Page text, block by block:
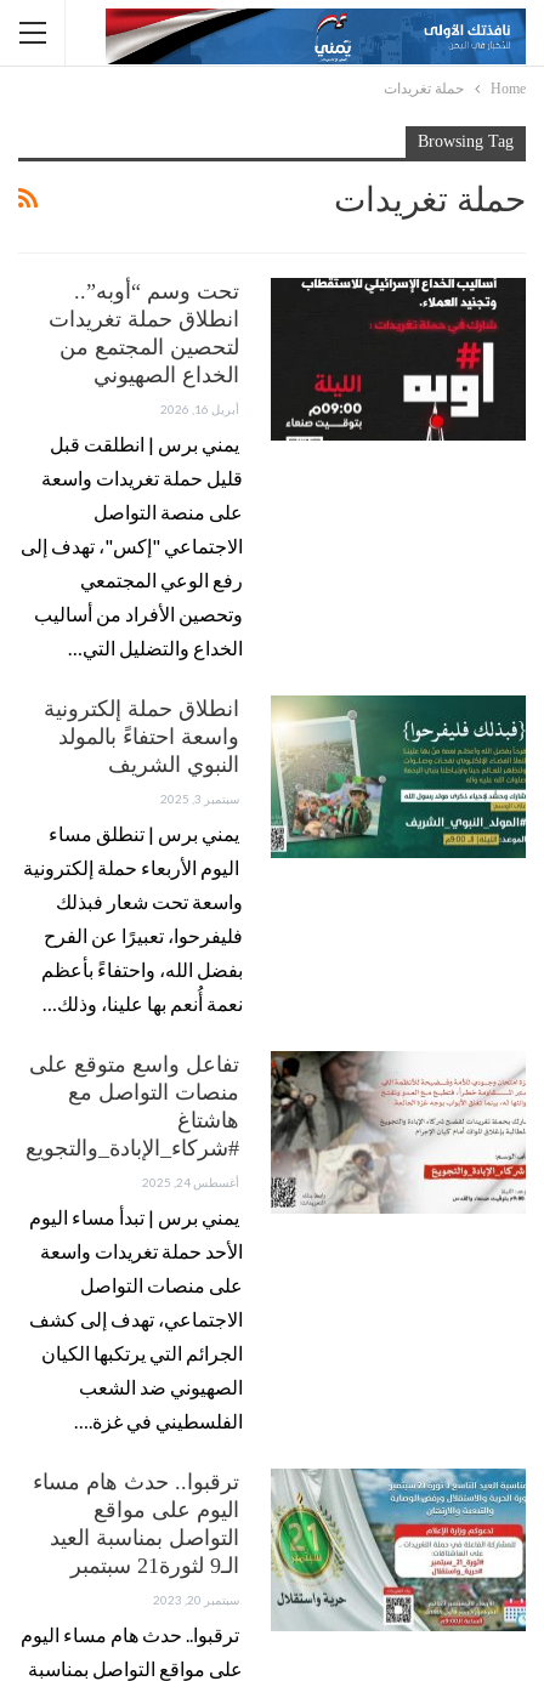
Home حملة تغريدات
Browsing Tag
حملة تغريدات
تحت وسم “أوبه”..
انطلاق حملة تغريدات
لتحصين المجتمع من
الخداع الصهيوني
أبريل 16, 2026
يمني برس | انطلقت قبل
قليل حملة تغريدات واسعة
على منصة التواصل
الاجتماعي "إكس"، تهدف إلى
رفع الوعي المجتمعي
وتحصين الأفراد من أساليب
الخداع والتضليل التي…
انطلاق حملة إلكترونية
واسعة احتفاءً بالمولد
النبوي الشريف
سبتمبر 3, 2025
يمني برس | تنطلق مساء
اليوم الأربعاء حملة إلكترونية
واسعة تحت شعار فبذلك
فليفرحوا، تعبيرًا عن الفرح
بفضل الله، واحتفاءً بأعظم
نعمة أُنعم بها علينا، وذلك…
تفاعل واسع متوقع على
منصات التواصل مع
هاشتاغ
#شركاء_الإبادة_والتجويع
أغسطس 24, 2025
يمني برس | تبدأ مساء اليوم
الأحد حملة تغريدات واسعة
على منصات التواصل
الاجتماعي، تهدف إلى كشف
الجرائم التي يرتكبها الكيان
الصهيوني ضد الشعب
الفلسطيني في غزة.…
ترقبوا.. حدث هام مساء
اليوم على مواقع
التواصل بمناسبة العيد
الـ9 لثورة21 سبتمبر
سبتمبر 20, 2023
ترقبوا.. حدث هام مساء اليوم
على مواقع التواصل بمناسبة